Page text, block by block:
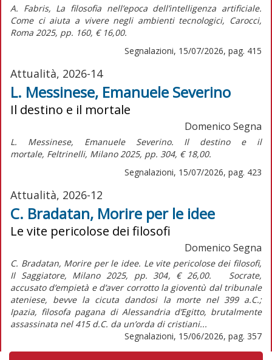
A. Fabris, La filosofia nell’epoca dell’intelligenza artificiale.
Come ci aiuta a vivere negli ambienti tecnologici, Carocci,
Roma 2025, pp. 160, € 16,00.
Segnalazioni, 15/07/2026, pag. 415
Attualità, 2026-14
L. Messinese, Emanuele Severino
Il destino e il mortale
Domenico Segna
L. Messinese, Emanuele Severino. Il destino e il
mortale, Feltrinelli, Milano 2025, pp. 304, € 18,00.
Segnalazioni, 15/07/2026, pag. 423
Attualità, 2026-12
C. Bradatan, Morire per le idee
Le vite pericolose dei filosofi
Domenico Segna
C. Bradatan, Morire per le idee. Le vite pericolose dei filosofi,
Il Saggiatore, Milano 2025, pp. 304, € 26,00. Socrate,
accusato d’empietà e d’aver corrotto la gioventù dal tribunale
ateniese, bevve la cicuta dandosi la morte nel 399 a.C.;
Ipazia, filosofa pagana di Alessandria d’Egitto, brutalmente
assassinata nel 415 d.C. da un’orda di cristiani...
Segnalazioni, 15/06/2026, pag. 357